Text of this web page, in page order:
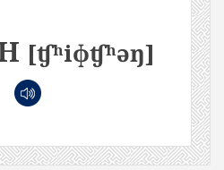
[ʧʰiɸʧʰəŋ]